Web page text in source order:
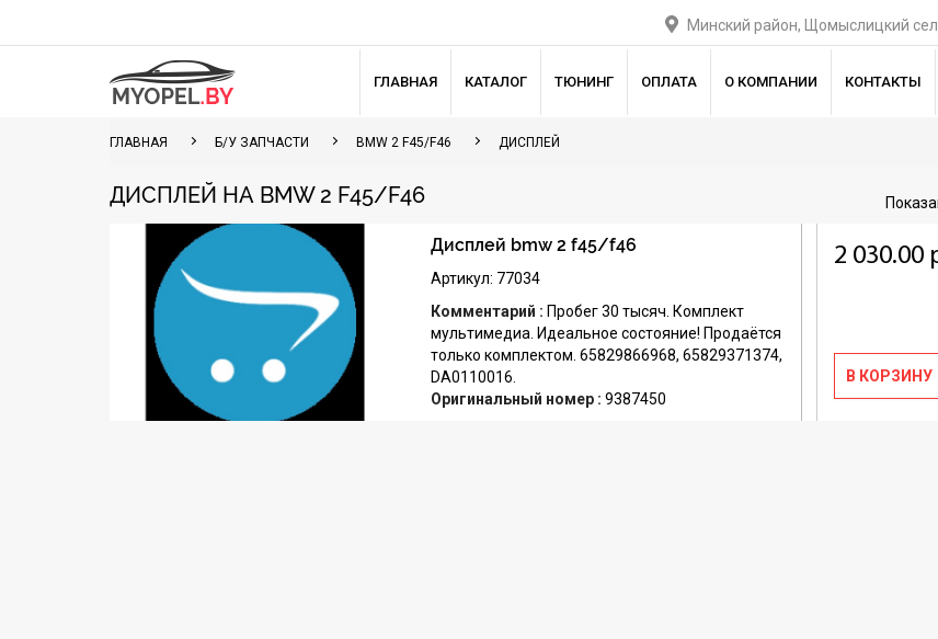
Минский район, Щомыслицкий
ГЛАВНАЯ КАТАЛОГ ТЮНИНГ ОПЛАТА О КОМПАНИИ КОНТАКТЫ
ГЛАВНАЯ Б/У ЗАПЧАСТИ BMW 2 F45/F46 ДИСПЛЕЙ
ДИСПЛЕЙ НА BMW 2 F45/F46
Дисплей bmw 2 f45/f46
Артикул: 77034
Комментарий : Пробег 30 тысяч. Комплект
мультимедиа. Идеальное состояние! Продаётся
только комплектом. 65829866968, 65829371374,
DA0110016.
Оригинальный номер : 9387450
2 030.00
В КОРЗИНУ